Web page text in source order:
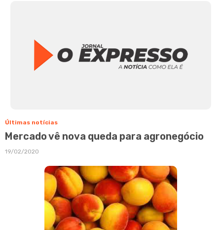
Últimas notícias
Mercado vê nova queda para agronegócio
19/02/2020